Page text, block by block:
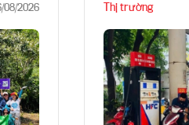
08/2026 Thị trường